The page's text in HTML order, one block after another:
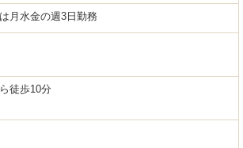
月水金の週3日勤務
徒歩10分